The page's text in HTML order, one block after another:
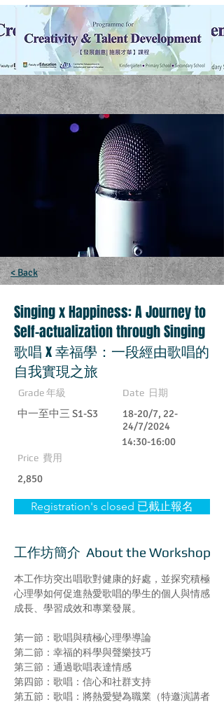
< Back
Singing x Happiness: A Journey to
Self-actualization through Singing
歌唱 x 幸福學：一段經由歌唱的
自我實現之旅
Grade 年級 Date 日期
中一至中三 S1-S3
18-20/7, 22-
24/7/2024
14:30-16:00
Price 費用
2,850
Registration's closed 已截止報名
工作坊簡介 About the Workshop
本工作坊突出唱歌對健康的好處，並探究積極
心理學如何促進熱愛歌唱的學生的個人與情感
成長、學習成效和專業發展。
第一節：歌唱與積極心理學導論
第二節：幸福的科學與聲樂技巧
第三節：通過歌唱表達情感
第四節：歌唱：信心和社群支持
第五節：歌唱：將熱愛變為職業（特邀演講者